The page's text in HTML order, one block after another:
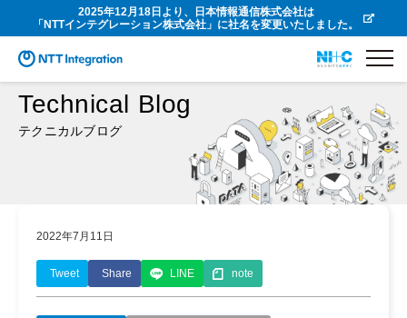
2025年12月18日より、日本情報通信株式会社は
「NTTインテグレーション株式会社」に社名を変更いたしました。
Technical Blog
テクニカルブログ
2022年7月11日
Tweet Share LINE note